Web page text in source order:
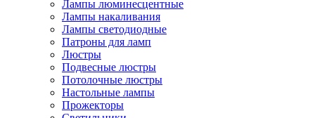
Лампы люминесцентные
Лампы накаливания
Лампы светодиодные
Патроны для ламп
Люстры
Подвесные люстры
Потолочные люстры
Настольные лампы
Прожекторы